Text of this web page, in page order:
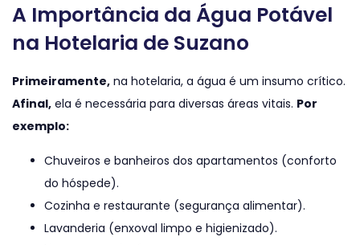
A Importância da Água Potável
na Hotelaria de Suzano
Primeiramente, na hotelaria, a água é um insumo crítico.
Afinal, ela é necessária para diversas áreas vitais. Por
exemplo:
Chuveiros e banheiros dos apartamentos (conforto
do hóspede).
Cozinha e restaurante (segurança alimentar).
Lavanderia (enxoval limpo e higienizado).